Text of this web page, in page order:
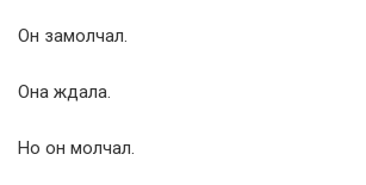
Он замолчал.
Она ждала.
Но он молчал.